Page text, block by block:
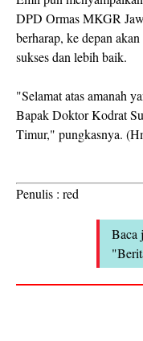
DPD Ormas MKGR
berharap, ke depan
sukses dan lebih baik.
"Selamat atas amanah
Bapak Doktor Kodrat
Timur," pungkasnya.
Penulis : red
Baca